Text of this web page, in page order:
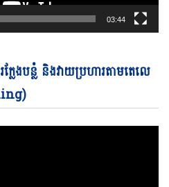
03:44
លែងបន្លំ និងវាយប្រហារតាមតេលេ